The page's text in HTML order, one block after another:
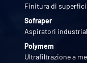
Finitura di superfici
Sofraper
Aspiratori
Polymem
Ultrafiltrazione a